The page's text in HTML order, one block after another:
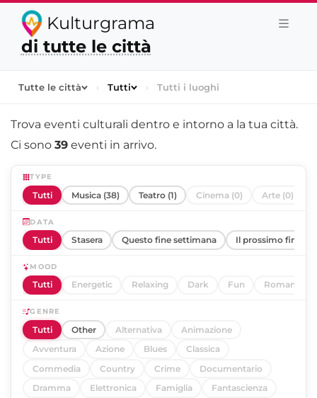
Kulturgrama
di tutte le città
Tutte le città › Tutti › Tutti i luoghi
Trova eventi culturali dentro e intorno a la tua città.
Ci sono 39 eventi in arrivo.
TYPE
Tutti Musica (38) Teatro (1) Cinema (0) Arte (0)
DATA
Tutti Stasera Questo fine settimana Il prossimo fine
MOOD
Tutti Energetic Relaxing Dark Fun Romantic
GENRE
Tutti Other Alternativa
Animazione
Avventura
Azione Blues
Classica
Commedia
Country Crime
Documentario
Dramma
Elettronica Famiglia
Fantascienza